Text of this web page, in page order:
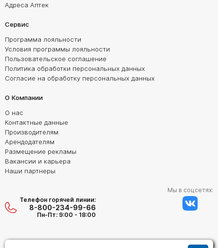
Адреса Аптек
Сервис
Программа лояльности
Условия программы лояльности
Пользовательское соглашение
Политика обработки персональных данных
Согласие на обработку персональных данных
О Компании
О нас
Контактные данные
Производителям
Арендодателям
Размещение рекламы
Вакансии и карьера
Наши партнеры
Телефон горячей линии:
8-800-234-99-66
Пн-Пт: 9:00 - 18:00
Мы в соцсетях: